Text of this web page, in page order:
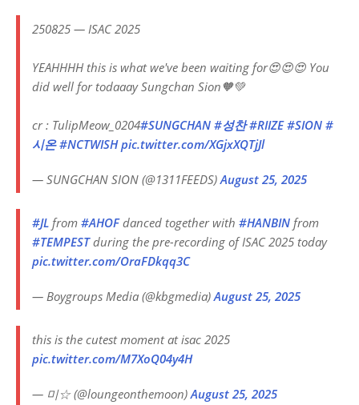
250825 — ISAC 2025
YEAHHHH this is what we've been waiting for😍😍😍 You
did well for todaaay Sungchan Sion🧡💚
cr : TulipMeow_0204#SUNGCHAN #성찬 #RIIZE #SION #
시온 #NCTWISH pic.twitter.com/XGjxXQTjJl
— SUNGCHAN SION (@1311FEEDS)August 25, 2025
#JL from #AHOFdanced together with #HANBIN from
#TEMPESTduring the pre-recording of ISAC 2025 today
pic.twitter.com/OraFDkqq3C
— Boygroups Media (@kbgmedia)August 25, 2025
this is the cutest moment at isac 2025
pic.twitter.com/M7XoQ04y4H
— 미☆ (@loungeonthemoon)August 25, 2025